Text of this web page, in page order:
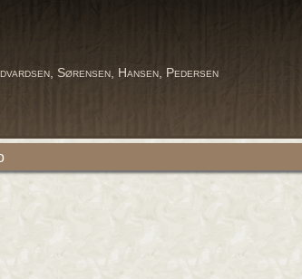
Sørensen, Hansen, Pedersen